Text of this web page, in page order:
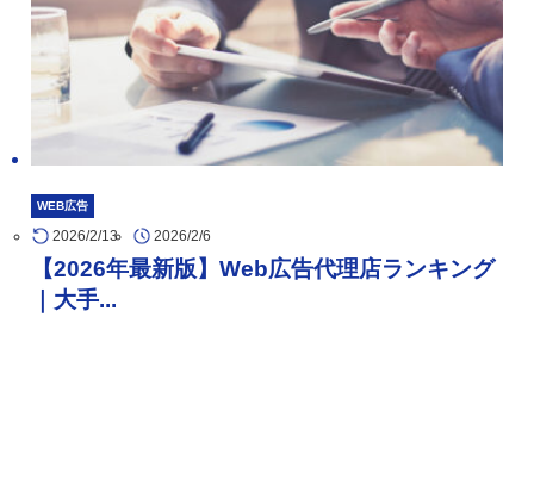
WEB広告
2026/2/13 2026/2/6
【2026年最新版】Web広告代理店ランキング
｜大手...